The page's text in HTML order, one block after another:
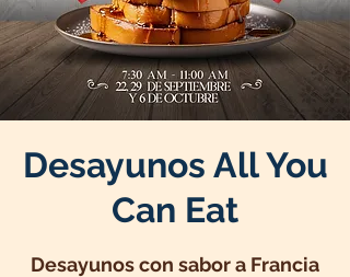
Desayunos All You
Can Eat
Desayunos con sabor a Francia